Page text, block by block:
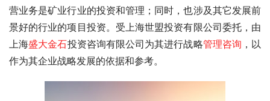
营业务是矿业行业的投资和管理；同时，也涉及其它发展前
景好的行业的项目投资。受上海世盟投资有限公司委托，由
上海盛大金石投资咨询有限公司为其进行战略管理咨询 ，以
作为其企业战略发展的依据和参考。